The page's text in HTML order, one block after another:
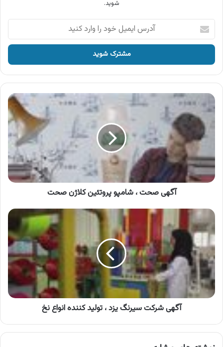
شوید.
آدرس
ایمیل
خود
وارد
کنید
آگهی
صحت
،
شامپو
پروتئین
صحت
آگهی صحت ، شامپو پروتئین کلاژن صحت
آگهی
شرکت
سیرنگ
یزد
،
تولید
کننده
انواع
نخ
آگهی شرکت سیرنگ یزد ، تولید کننده انواع نخ